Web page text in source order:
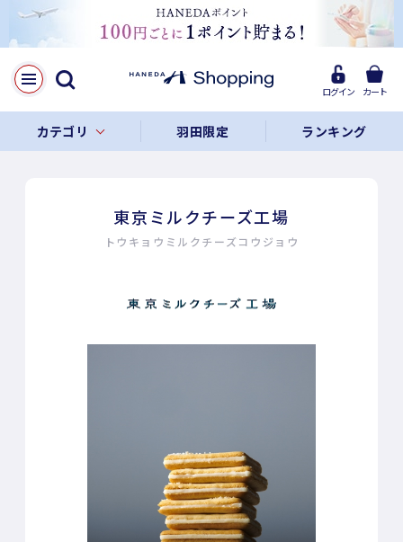
ログイン カート
カテゴリ 羽田限定 ランキング
東京ミルクチーズ工場
トウキョウミルクチーズコウジョウ